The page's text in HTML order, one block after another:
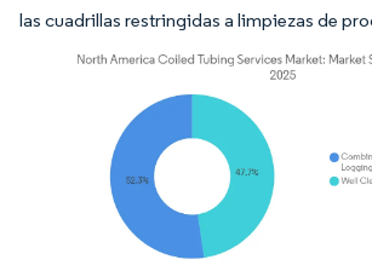
las cuadrillas restringidas a limpiezas de